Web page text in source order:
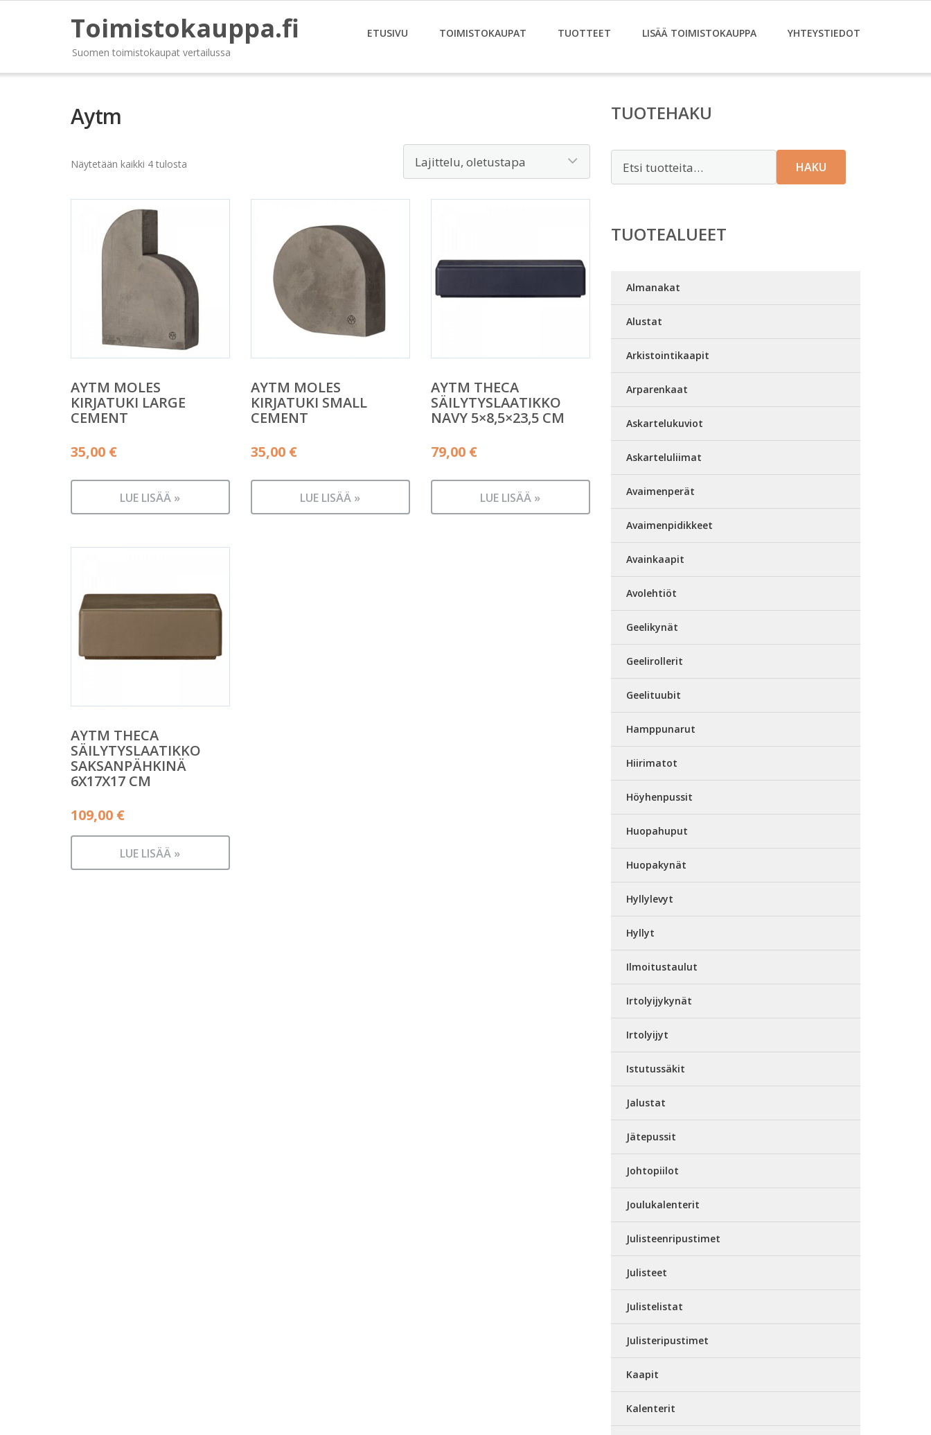
Toimistokauppa.fi
Suomen toimistokaupat vertailussa
ETUSIVU TOIMISTOKAUPAT TUOTTEET LISÄÄ TOIMISTOKAUPPA YHTEYSTIEDOT
Aytm
Näytetään kaikki 4 tulosta
AYTM MOLES
KIRJATUKI LARGE
CEMENT
35,00 €
LUE LISÄÄ »
AYTM MOLES
KIRJATUKI SMALL
CEMENT
35,00 €
LUE LISÄÄ »
AYTM THECA
SÄILYTYSLAATIKKO
NAVY 5×8,5×23,5 CM
79,00 €
LUE LISÄÄ »
AYTM THECA
SÄILYTYSLAATIKKO
SAKSANPÄHKINÄ
6X17X17 CM
109,00 €
LUE LISÄÄ »
TUOTEHAKU
HAKU
TUOTEALUEET
Almanakat
Alustat
Arkistointikaapit
Arparenkaat
Askartelukuviot
Askarteluliimat
Avaimenperät
Avaimenpidikkeet
Avainkaapit
Avolehtiöt
Geelikynät
Geelirollerit
Geelituubit
Hamppunarut
Hiirimatot
Höyhenpussit
Huopahuput
Huopakynät
Hyllylevyt
Hyllyt
Ilmoitustaulut
Irtolyijykynät
Irtolyijyt
Istutussäkit
Jalustat
Jätepussit
Johtopiilot
Joulukalenterit
Julisteenripustimet
Julisteet
Julistelistat
Julisteripustimet
Kaapit
Kalenterit